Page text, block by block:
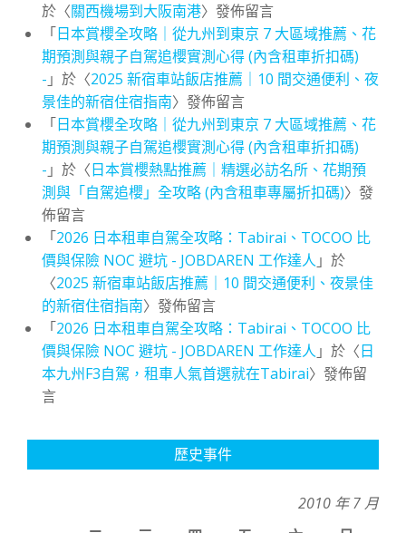
於〈關西機場到大阪南港〉發佈留言
「日本賞櫻全攻略｜從九州到東京 7 大區域推薦、花
期預測與親子自駕追櫻實測心得 (內含租車折扣碼)
- 」於〈2025 新宿車站飯店推薦｜10 間交通便利、夜
景佳的新宿住宿指南〉發佈留言
「日本賞櫻全攻略｜從九州到東京 7 大區域推薦、花
期預測與親子自駕追櫻實測心得 (內含租車折扣碼)
- 」於〈日本賞櫻熱點推薦｜精選必訪名所、花期預
測與「自駕追櫻」全攻略 (內含租車專屬折扣碼)〉發
佈留言
「2026 日本租車自駕全攻略：Tabirai、TOCOO 比
價與保險 NOC 避坑 - JOBDAREN 工作達人 」於
〈2025 新宿車站飯店推薦｜10 間交通便利、夜景佳
的新宿住宿指南〉發佈留言
「2026 日本租車自駕全攻略：Tabirai、TOCOO 比
價與保險 NOC 避坑 - JOBDAREN 工作達人 」於〈日
本九州F3自駕，租車人氣首選就在Tabirai〉發佈留
言
歷史事件
2010 年 7 月